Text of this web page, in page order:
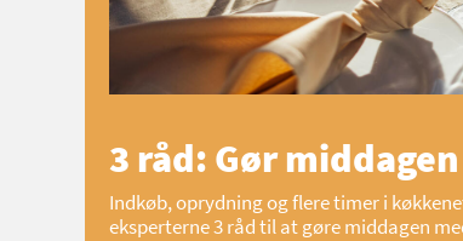
3 råd: Gør
Indkøb, oprydning og flere timer i
eksperterne 3 råd til at gøre middagen